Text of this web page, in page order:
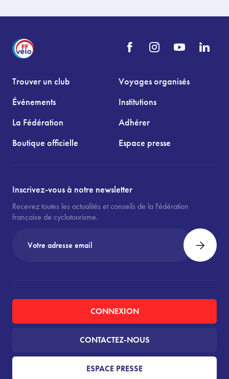
Trouver un club
Voyages organisés
Événements
Institutions
La Fédération
Adhérer
Boutique officielle
Espace presse
Inscrivez-vous à notre newsletter
Recevez toutes les actualités et conseils de la Fédération
française de cyclotourisme.
CONNEXION
CONTACTEZ-NOUS
ESPACE PRESSE